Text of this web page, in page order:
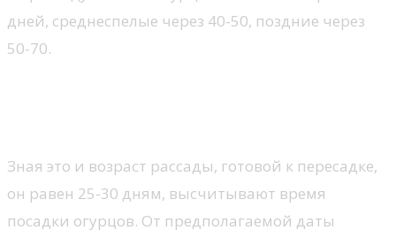
дней, среднеспелые через 40-50, поздние через
50-70.
Зная это и возраст рассады, готовой к пересадке,
он равен 25-30 дням, высчитывают время
посадки огурцов. От предполагаемой даты